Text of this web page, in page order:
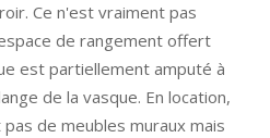
Ce n'est vraiment pas
de rangement offert
est partiellement amputé à
de la vasque. En location,
de meubles muraux mais